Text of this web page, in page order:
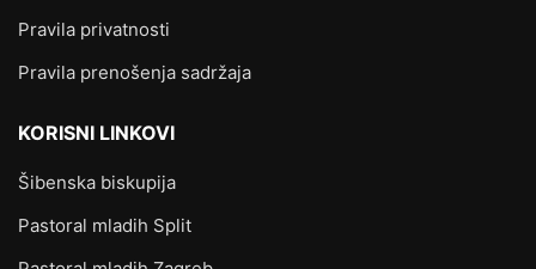
Pravila privatnosti
Pravila prenošenja sadržaja
KORISNI LINKOVI
Šibenska biskupija
Pastoral mladih Split